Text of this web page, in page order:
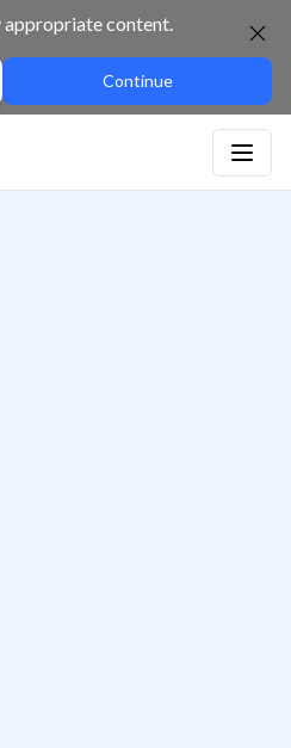
appropriate content.
Continue